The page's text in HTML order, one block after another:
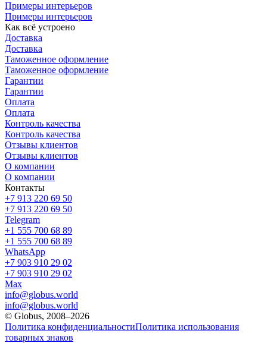
Примеры интерьеров
Примеры интерьеров
Как всё устроено
Доставка
Доставка
Таможенное оформление
Таможенное оформление
Гарантии
Гарантии
Оплата
Оплата
Контроль качества
Контроль качества
Отзывы клиентов
Отзывы клиентов
О компании
О компании
Контакты
+7 913 220 69 50
+7 913 220 69 50
Telegram
+1 555 700 68 89
+1 555 700 68 89
WhatsApp
+7 903 910 29 02
+7 903 910 29 02
Max
info@globus.world
info@globus.world
© Globus, 2008–2026
Политика конфиденциальностиПолитика использования
товарных знаков